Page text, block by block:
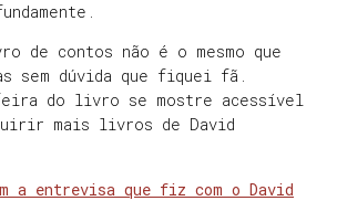
de contos não é o mesmo que
sem dúvida que fiquei fã.
do livro se mostre acessível
mais livros de David
a entrevisa que fiz com o David